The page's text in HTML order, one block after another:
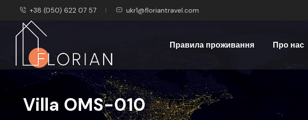
+38 (050) 622 07 57 ukr1@floriantravel.com
Правила проживання Про нас
Villa OMS-010